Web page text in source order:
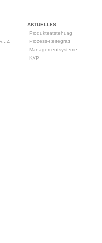
AKTUELLES
Produktentstehung
Prozess-Reifegrad
Managementsysteme
KVP